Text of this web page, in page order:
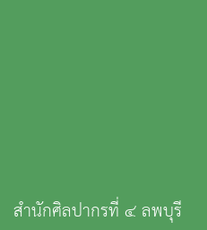
สำนักศิลปากรที่ ๔ ลพบุรี